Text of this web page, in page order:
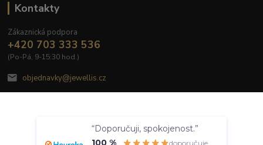
Kontakty
Zákaznická podpora
+420 703 333 536
(Po-Pá, 9-15:30 hod.)
objednavky@jewellis.cz
Nastavení Souhlasím
“Doporučuji, spokojenost.”
100 %
doporučuje